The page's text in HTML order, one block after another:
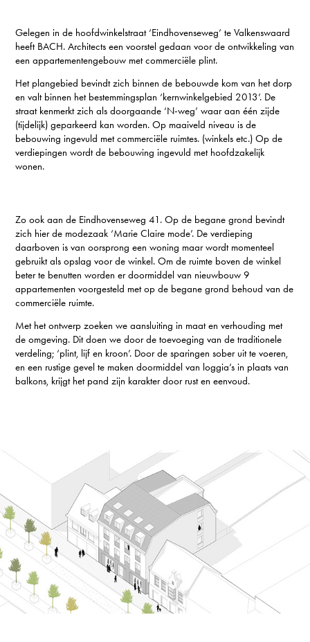
Gelegen in de hoofdwinkelstraat ‘Eindhovenseweg’ te Valkenswaard
heeft BACH. Architects een voorstel gedaan voor de ontwikkeling van
een appartementengebouw met commerciële plint.
Het plangebied bevindt zich binnen de bebouwde kom van het dorp
en valt binnen het bestemmingsplan ‘kernwinkelgebied 2013’. De
straat kenmerkt zich als doorgaande ‘N-weg’ waar aan één zijde
(tijdelijk) geparkeerd kan worden. Op maaiveld niveau is de
bebouwing ingevuld met commerciële ruimtes. (winkels etc.) Op de
verdiepingen wordt de bebouwing ingevuld met hoofdzakelijk
wonen.
Zo ook aan de Eindhovenseweg 41. Op de begane grond bevindt
zich hier de modezaak ‘Marie Claire mode’. De verdieping
daarboven is van oorsprong een woning maar wordt momenteel
gebruikt als opslag voor de winkel. Om de ruimte boven de winkel
beter te benutten worden er doormiddel van nieuwbouw 9
appartementen voorgesteld met op de begane grond behoud van de
commerciële ruimte.
Met het ontwerp zoeken we aansluiting in maat en verhouding met
de omgeving. Dit doen we door de toevoeging van de traditionele
verdeling; ‘plint, lijf en kroon’. Door de sparingen sober uit te voeren,
en een rustige gevel te maken doormiddel van loggia’s in plaats van
balkons, krijgt het pand zijn karakter door rust en eenvoud.